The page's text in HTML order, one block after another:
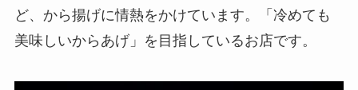
ど、から揚げに情熱をかけています。「冷めても
美味しいからあげ」を目指しているお店です。